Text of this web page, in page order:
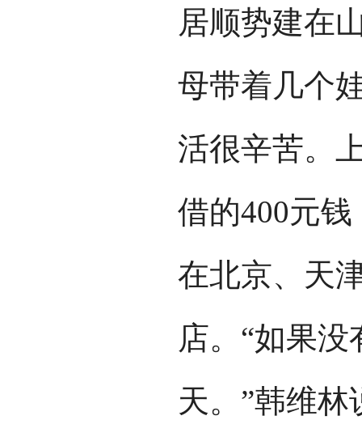
居顺势建在
母带着几个
活很辛苦。
借的400元
在北京、天
店。“如果
天。”韩维林